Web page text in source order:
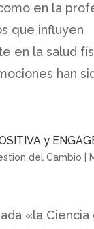
en la
que influyen
en la salud
han
y
del Cambio
«la Ciencia